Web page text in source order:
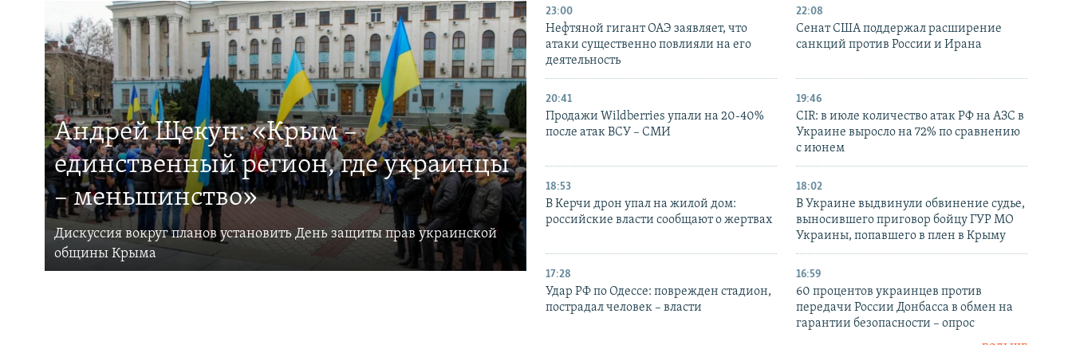
Андрей Щекун: «Крым –
единственный регион, где украинцы
– меньшинство»
Дискуссия вокруг планов установить День защиты прав украинской
общины Крыма
23:00
Нефтяной гигант ОАЭ заявляет, что
атаки существенно повлияли на его
деятельность
22:08
Сенат США поддержал расширение
санкций против России и Ирана
20:41
Продажи Wildberries упали на 20-40%
после атак ВСУ – СМИ
19:46
CIR: в июле количество атак РФ на АЗС в
Украине выросло на 72% по сравнению
с июнем
18:53
В Керчи дрон упал на жилой дом:
российские власти сообщают о жертвах
18:02
В Украине выдвинули обвинение судье,
выносившего приговор бойцу ГУР МО
Украины, попавшего в плен в Крыму
17:28
Удар РФ по Одессе: поврежден стадион,
пострадал человек – власти
16:59
60 процентов украинцев против
передачи России Донбасса в обмен на
гарантии безопасности – опрос